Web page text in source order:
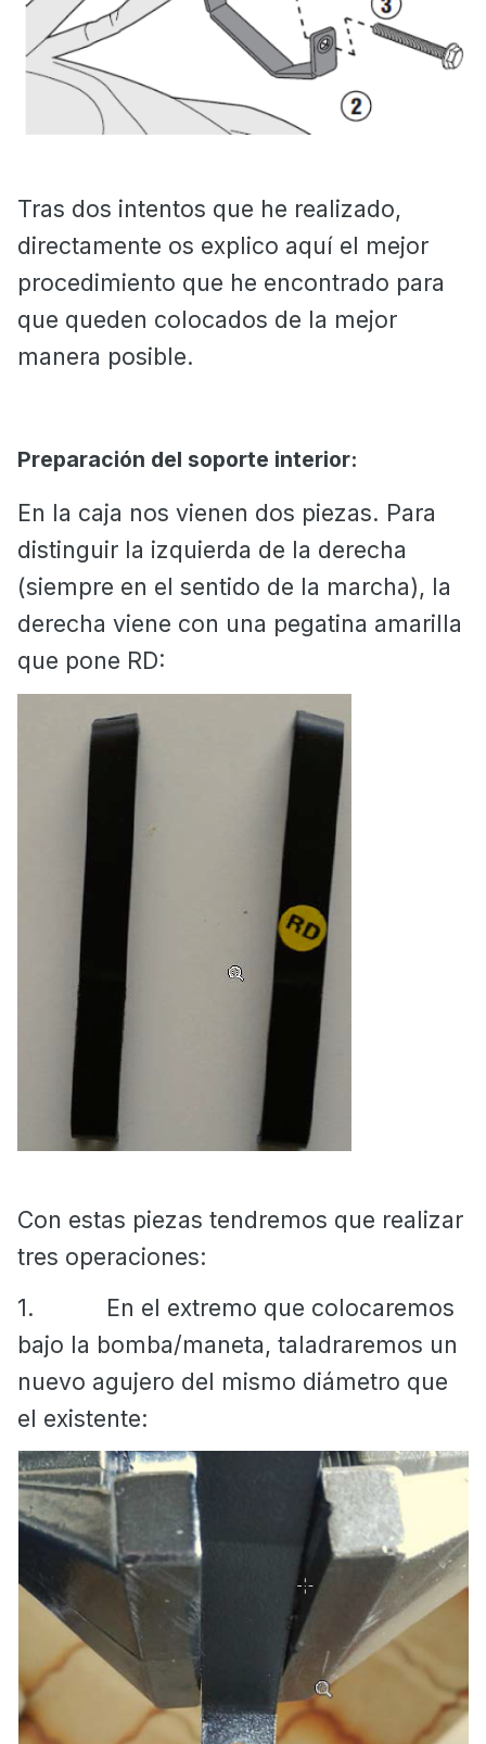
Tras dos intentos que he realizado,
directamente os explico aquí el mejor
procedimiento que he encontrado para
que queden colocados de la mejor
manera posible.
Preparación del soporte interior:
En la caja nos vienen dos piezas. Para
distinguir la izquierda de la derecha
(siempre en el sentido de la marcha), la
derecha viene con una pegatina amarilla
que pone RD:
Con estas piezas tendremos que realizar
tres operaciones:
1.
En el extremo que colocaremos
bajo la bomba/maneta, taladraremos un
nuevo agujero del mismo diámetro que
el existente: